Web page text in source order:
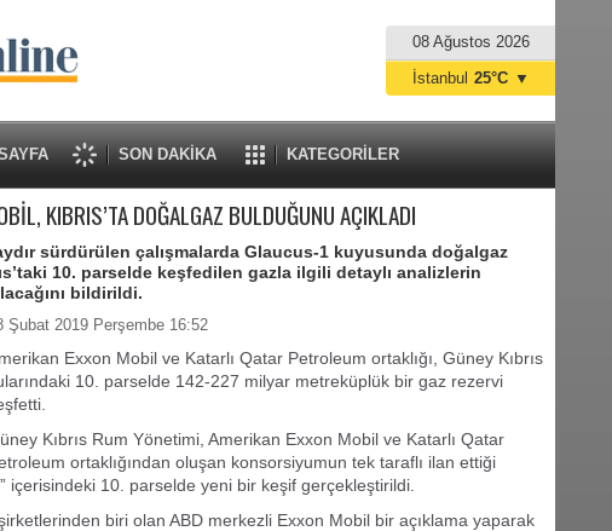
08 Ağustos 2026
SON DAKİKA KATEGORİLER
İstanbul 25°C ▼
KIBRIS’TA DOĞALGAZ BULDUĞUNU AÇIKLADI
sürdürülen çalışmalarda Glaucus-1 kuyusunda doğalgaz
10. parselde keşfedilen gazla ilgili detaylı analizlerin
bildirildi.
Şubat 2019 Perşembe 16:52
Exxon Mobil ve Katarlı Qatar Petroleum ortaklığı, Güney Kıbrıs
10. parselde 142-227 milyar metreküplük bir gaz rezervi
Kıbrıs Rum Yönetimi, Amerikan Exxon Mobil ve Katarlı Qatar
ortaklığından oluşan konsorsiyumun tek taraflı ilan ettiği
içerisindeki 10. parselde yeni bir keşif gerçekleştirildi.
biri olan ABD merkezli Exxon Mobil bir açıklama yaparak